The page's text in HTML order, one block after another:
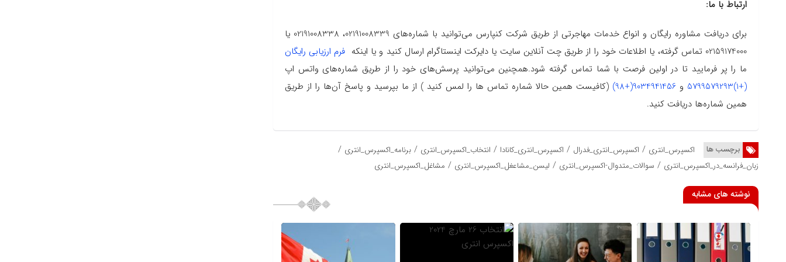
ارتباط با ما:
برای دریافت مشاوره رایگان و انواع خدمات مهاجرتی از طریق شرکت کنپارس می‌توانید با شماره‌های 02191008339، 02191008338 یا
02159174000 تماس گرفته، یا اطلاعات خود را از طریق چت آنلاین سایت یا دایرکت اینستاگرام ارسال کنید و یا اینکه
فرم ارزیابی رایگان
ما را پر فرمایید تا در اولین فرصت با شما تماس گرفته شود.همچنین می‌توانید پرسش‌های خود را از طریق شماره‌های واتس اپ
(+1)5799579293
و 9034941456(+98)
(کافیست همین حالا شماره تماس ها را لمس کنید ) از ما بپرسید و پاسخ آن‌ها را از طریق
همین شماره‌ها دریافت کنید.
برچسب ها اکسپرس_انتری / اکسپرس_انتری_فدرال / اکسپرس_انتری_کانادا / انتخاب_اکسپرس_انتری / برنامه_اکسپرس_انتری /
زبان_فرانسه_در_اکسپرس_انتری / سوالات_متدوال-اکسپرس_انتری / لیسن_مشاعغل_اکسپرس_انتری / مشاغل_اکسپرس_انتری
نوشته های مشابه